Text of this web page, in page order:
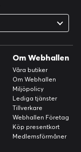
Om Webhallen
Våra butiker
Om Webhallen
Miljöpolicy
Lediga tjänster
Tillverkare
Webhallen Företag
Köp presentkort
Medlemsförmåner